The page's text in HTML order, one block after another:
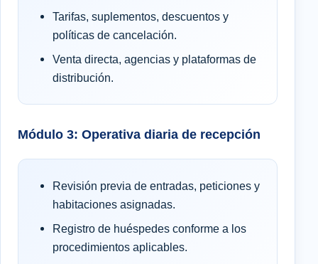
Tarifas, suplementos, descuentos y
políticas de cancelación.
Venta directa, agencias y plataformas de
distribución.
Módulo 3: Operativa diaria de recepción
Revisión previa de entradas, peticiones y
habitaciones asignadas.
Registro de huéspedes conforme a los
procedimientos aplicables.